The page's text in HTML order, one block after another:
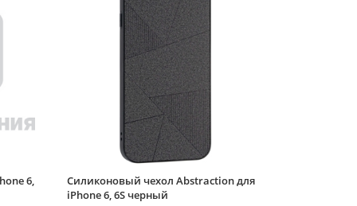
Силиконовый чехол
Style wavy для iPhone
6, 6S горчично-
зеленый
Силиконовый чехол
Style wavy для iPhone
6, 6S черный
Силиконовый чехол
Electroplate case для
iPhone 6, 6S розово-
сиреневый
6,
Силиконовый чехол Abstraction для
iPhone 6, 6S черный